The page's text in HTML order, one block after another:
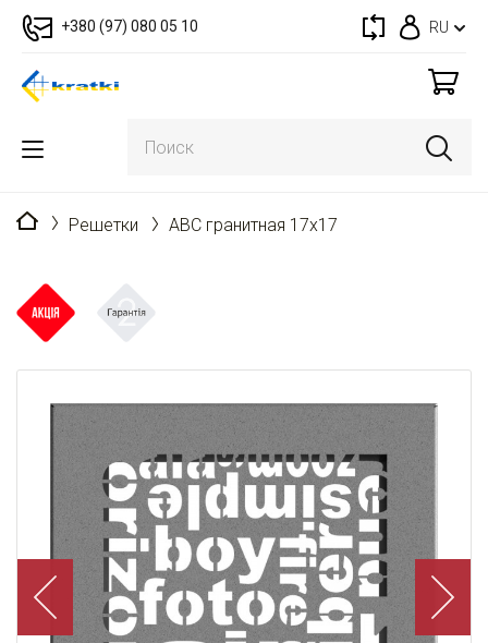
+380 (97) 080 05 10 RU
Главная
Решетки ABC гранитная 17x17